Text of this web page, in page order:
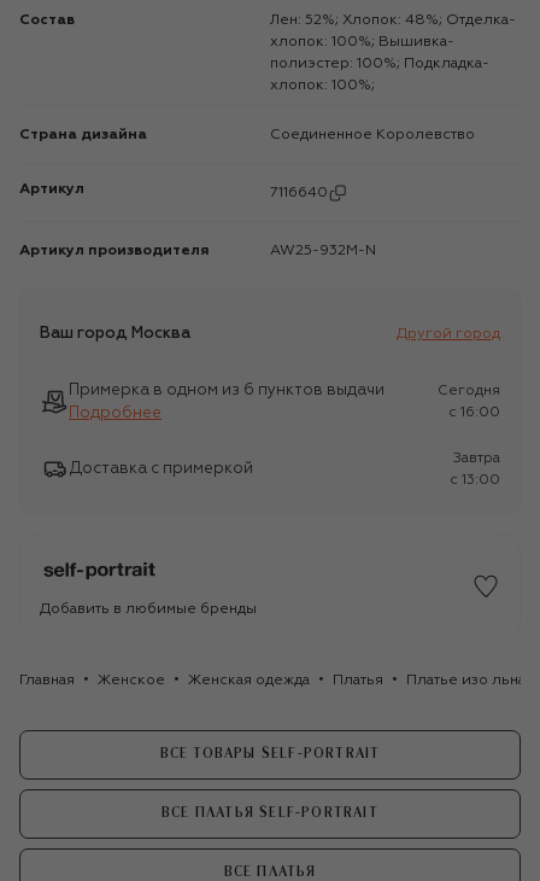
Состав
Лен: 52%; Хлопок: 48%; Отделка-
хлопок: 100%; Вышивка-
полиэстер: 100%; Подкладка-
хлопок: 100%;
Страна дизайна Соединенное Королевство
Артикул 7116640
Артикул производителя AW25-932M-N
Ваш город Москва Другой город
Примерка в одном из 6 пунктов выдачи
Подробнее
Сегодня
c 16:00
Доставка с примеркой
Завтра
c 13:00
Добавить в любимые бренды
Главная Женское Женская одежда Платья Платье изо льна
ВСЕ ТОВАРЫ SELF-PORTRAIT
ВСЕ ПЛАТЬЯ SELF-PORTRAIT
ВСЕ ПЛАТЬЯ